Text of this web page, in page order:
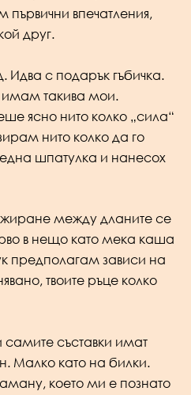
впечатления,
друг.
Идва с подарък гъбичка.
имам такива мои.
ясно нито колко „сила“
нито колко да го
шпатулка и нанесох
между дланите се
в нещо като мека каша
предполагам зависи на
твоите ръце колко
съставки имат
Малко като на билки.
което ми е познато